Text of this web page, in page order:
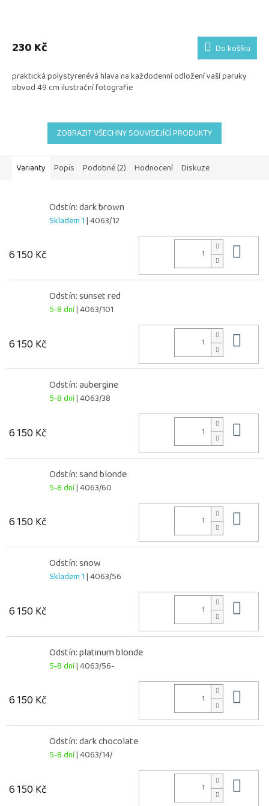
230 Kč Do košíku
praktická polystyrenévá hlava na každodenní odložení vaší paruky
obvod 49 cm ilustrační fotografie
ZOBRAZIT VŠECHNY SOUVISEJÍCÍ PRODUKTY
Varianty Popis Podobné (2) Hodnocení Diskuze
Odstín: dark brown
Skladem 1| 4063/12
6 150 Kč
Odstín: sunset red
5-8 dní| 4063/101
6 150 Kč
Odstín: aubergine
5-8 dní| 4063/38
6 150 Kč
Odstín: sand blonde
5-8 dní| 4063/60
6 150 Kč
Odstín: snow
Skladem 1| 4063/56
6 150 Kč
Odstín: platinum blonde
5-8 dní| 4063/56-
6 150 Kč
Odstín: dark chocolate
5-8 dní| 4063/14/
6 150 Kč